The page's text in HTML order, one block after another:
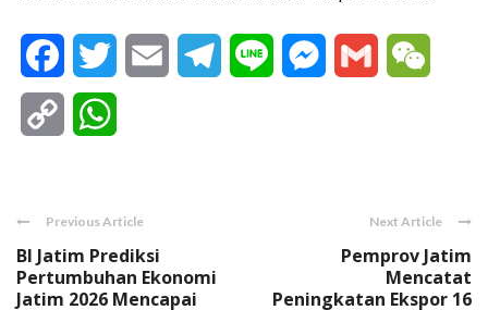
FacebookTwitter Email Telegram
Line Messenger
Gmail
Copy
Previous Article
BI Jatim Prediksi
Pertumbuhan Ekonomi
Jatim 2026 Mencapai
Next Article
Pemprov Jatim
Mencatat
Peningkatan Ekspor 16